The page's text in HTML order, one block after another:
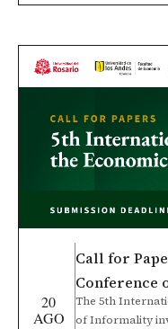
avances y retos
para identificar
20
AGO
Call for
Conference
Informality
The 5th
of Informality